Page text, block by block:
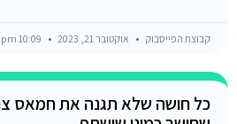
קבוצת הפייסבוק אוקטובר 21, 2023
כל חושה שלא תגנה את חמאס